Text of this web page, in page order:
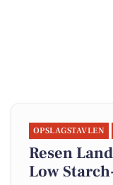
OPSLAGSTAVLEN
Resen
Low